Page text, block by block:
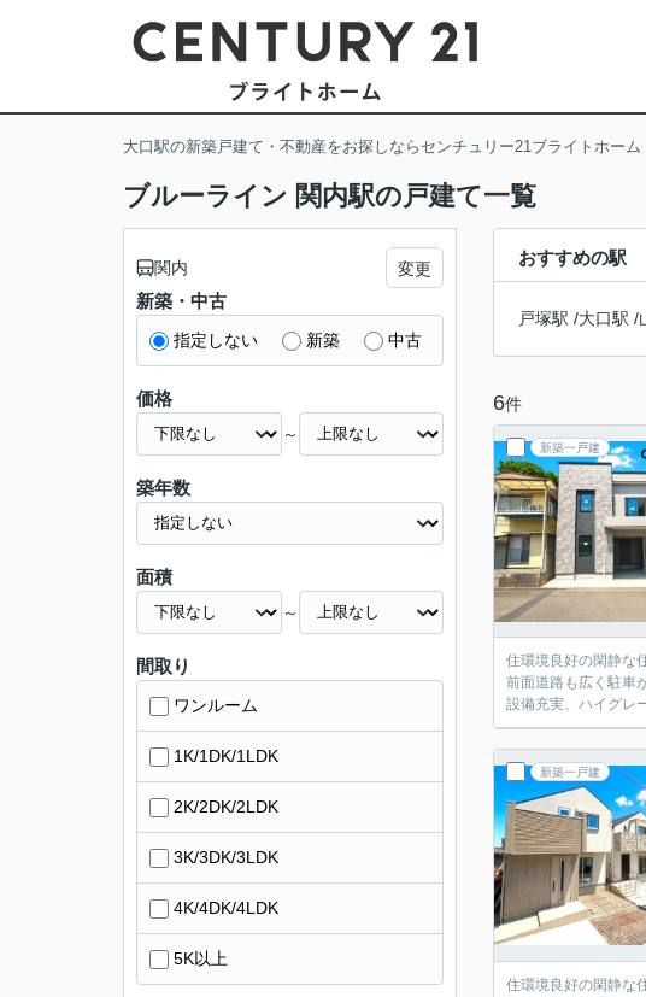
大口駅の新築戸建て・不動産をお探しならセンチュリー21ブライトホーム
ブルーライン 関内駅の戸建て一覧
おすすめの駅
戸塚駅 /大口駅 /
6件
新築一戸建
住環境良好の閑静な
前面道路も広く駐車
設備充実、ハイグレ
新築一戸建
住環境良好の閑静な
関内 変更
新築・中古
指定しない 新築 中古
価格
～
築年数
面積
～
間取り
ワンルーム
1K/1DK/1LDK
2K/2DK/2LDK
3K/3DK/3LDK
4K/4DK/4LDK
5K以上